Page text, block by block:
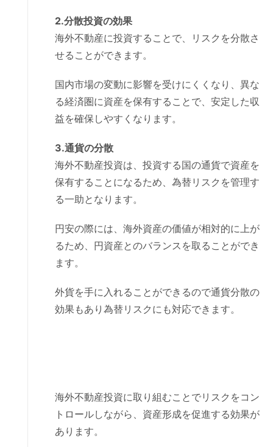
2.分散投資の効果
海外不動産に投資することで、リスクを分散さ
せることができます。
国内市場の変動に影響を受けにくくなり、異な
る経済圏に資産を保有することで、安定した収
益を確保しやすくなります。
3.通貨の分散
海外不動産投資は、投資する国の通貨で資産を
保有することになるため、為替リスクを管理す
る一助となります。
円安の際には、海外資産の価値が相対的に上が
るため、円資産とのバランスを取ることができ
ます。
外貨を手に入れることができるので通貨分散の
効果もあり為替リスクにも対応できます。
海外不動産投資に取り組むことでリスクをコン
トロールしながら、資産形成を促進する効果が
あります。